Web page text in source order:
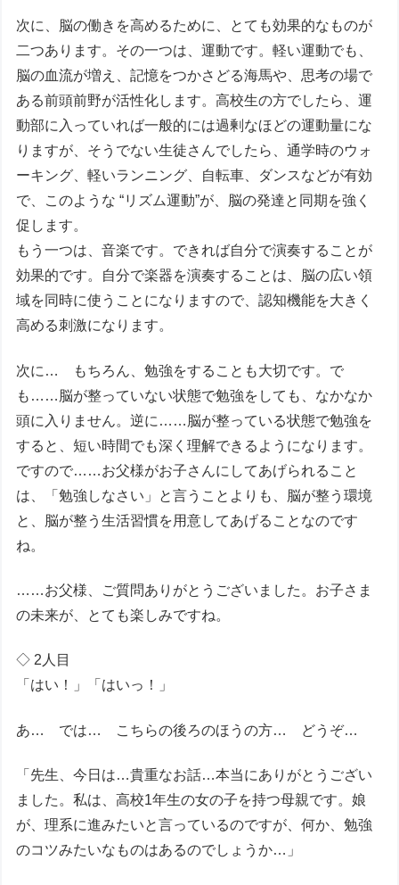
次に、脳の働きを高めるために、とても効果的なものが
二つあります。その一つは、運動です。軽い運動でも、
脳の血流が増え、記憶をつかさどる海馬や、思考の場で
ある前頭前野が活性化します。高校生の方でしたら、運
動部に入っていれば一般的には過剰なほどの運動量にな
りますが、そうでない生徒さんでしたら、通学時のウォ
ーキング、軽いランニング、自転車、ダンスなどが有効
で、このような “リズム運動”が、脳の発達と同期を強く
促します。
もう一つは、音楽です。できれば自分で演奏することが
効果的です。自分で楽器を演奏することは、脳の広い領
域を同時に使うことになりますので、認知機能を大きく
高める刺激になります。
次に… もちろん、勉強をすることも大切です。で
も……脳が整っていない状態で勉強をしても、なかなか
頭に入りません。逆に……脳が整っている状態で勉強を
すると、短い時間でも深く理解できるようになります。
ですので……お父様がお子さんにしてあげられること
は、「勉強しなさい」と言うことよりも、脳が整う環境
と、脳が整う生活習慣を用意してあげることなのです
ね。
……お父様、ご質問ありがとうございました。お子さま
の未来が、とても楽しみですね。
◇ 2人目
「はい！」「はいっ！」
あ… では… こちらの後ろのほうの方… どうぞ…
「先生、今日は…貴重なお話…本当にありがとうござい
ました。私は、高校1年生の女の子を持つ母親です。娘
が、理系に進みたいと言っているのですが、何か、勉強
のコツみたいなものはあるのでしょうか…」